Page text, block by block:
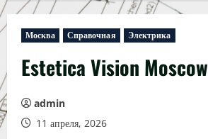
Москва Справочная Электрика
Estetica Vision Moscow
admin
11 апреля, 2026